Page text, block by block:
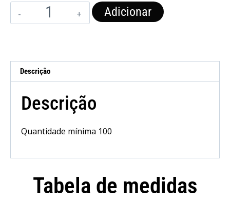
Adicionar
Descrição
Descrição
Quantidade mínima 100
Tabela de medidas